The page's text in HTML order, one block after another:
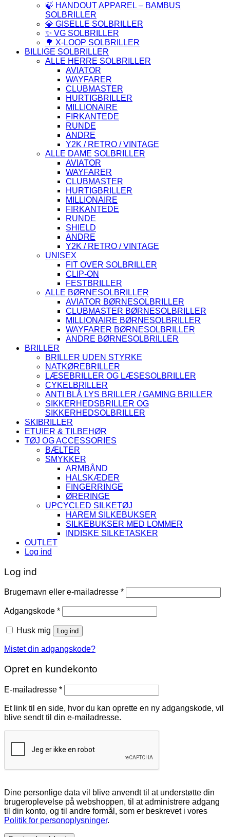
🍃 HANDOUT APPAREL – BAMBUS
SOLBRILLER
💎 GISELLE SOLBRILLER
✨ VG SOLBRILLER
🌳 X-LOOP SOLBRILLER
BILLIGE SOLBRILLER
ALLE HERRE SOLBRILLER
AVIATOR
WAYFARER
CLUBMASTER
HURTIGBRILLER
MILLIONAIRE
FIRKANTEDE
RUNDE
ANDRE
Y2K / RETRO / VINTAGE
ALLE DAME SOLBRILLER
AVIATOR
WAYFARER
CLUBMASTER
HURTIGBRILLER
MILLIONAIRE
FIRKANTEDE
RUNDE
SHIELD
ANDRE
Y2K / RETRO / VINTAGE
UNISEX
FIT OVER SOLBRILLER
CLIP-ON
FESTBRILLER
ALLE BØRNESOLBRILLER
AVIATOR BØRNESOLBRILLER
CLUBMASTER BØRNESOLBRILLER
MILLIONAIRE BØRNESOLBRILLER
WAYFARER BØRNESOLBRILLER
ANDRE BØRNESOLBRILLER
BRILLER
BRILLER UDEN STYRKE
NATKØREBRILLER
LÆSEBRILLER OG LÆSESOLBRILLER
CYKELBRILLER
ANTI BLÅ LYS BRILLER / GAMING BRILLER
SIKKERHEDSBRILLER OG
SIKKERHEDSOLBRILLER
SKIBRILLER
ETUIER & TILBEHØR
TØJ OG ACCESSORIES
BÆLTER
SMYKKER
ARMBÅND
HALSKÆDER
FINGERRINGE
ØRERINGE
UPCYCLED SILKETØJ
HAREM SILKEBUKSER
SILKEBUKSER MED LOMMER
INDISKE SILKETASKER
OUTLET
Log ind
Log ind
Brugernavn eller e-mailadresse *Påkrævet
Adgangskode *Påkrævet
Husk mig Log ind
Mistet din adgangskode?
Opret en kundekonto
E-mailadresse *Påkrævet
Et link til en side, hvor du kan oprette en ny adgangskode, vil
blive sendt til din e-mailadresse.
Dine personlige data vil blive anvendt til at understøtte din
brugeroplevelse på webshoppen, til at administrere adgang
til din konto, og til andre formål, som er beskrevet i vores
Politik for personoplysninger.